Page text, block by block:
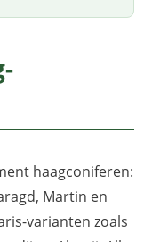
haagconiferen:
Martin en
varianten zoals